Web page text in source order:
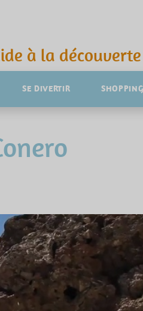
à la
SE DIVERTIR SHOPPING